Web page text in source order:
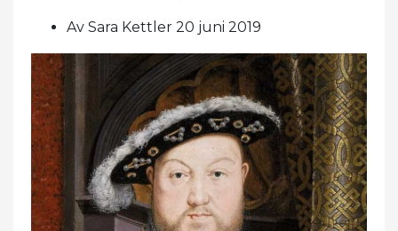
Av Sara Kettler 20 juni 2019